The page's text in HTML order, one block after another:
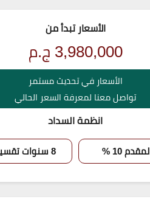
الأسعار تبدأ من
3,980,000ج.م
الأسعار في تحديث مستمر
تواصل معنا لمعرفة السعر الحالي
انظمة السداد
10 % 8 سنوات تقسيط